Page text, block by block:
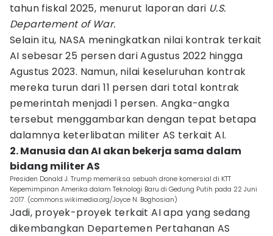
tahun fiskal 2025, menurut laporan dari U.S.
Departement of War.
Selain itu, NASA meningkatkan nilai kontrak terkait
AI sebesar 25 persen dari Agustus 2022 hingga
Agustus 2023. Namun, nilai keseluruhan kontrak
mereka turun dari 11 persen dari total kontrak
pemerintah menjadi 1 persen. Angka-angka
tersebut menggambarkan dengan tepat betapa
dalamnya keterlibatan militer AS terkait AI.
2. Manusia dan AI akan bekerja sama dalam
bidang militer AS
Presiden Donald J. Trump memeriksa sebuah drone komersial di KTT
Kepemimpinan Amerika dalam Teknologi Baru di Gedung Putih pada 22 Juni
2017. (commons.wikimedia.org/Joyce N. Boghosian)
Jadi, proyek-proyek terkait AI apa yang sedang
dikembangkan Departemen Pertahanan AS